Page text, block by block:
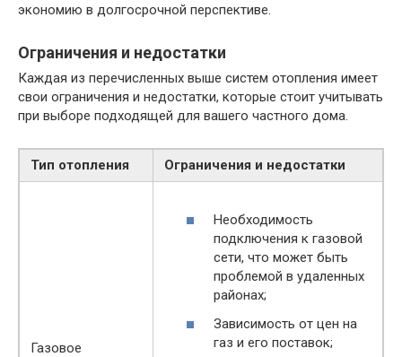
экономию в долгосрочной перспективе.
Ограничения и недостатки
Каждая из перечисленных выше систем отопления имеет
свои ограничения и недостатки, которые стоит учитывать
при выборе подходящей для вашего частного дома.
Тип отопления Ограничения и недостатки
Газовое
Необходимость
подключения к газовой
сети, что может быть
проблемой в удаленных
районах;
Зависимость от цен на
газ и его поставок;